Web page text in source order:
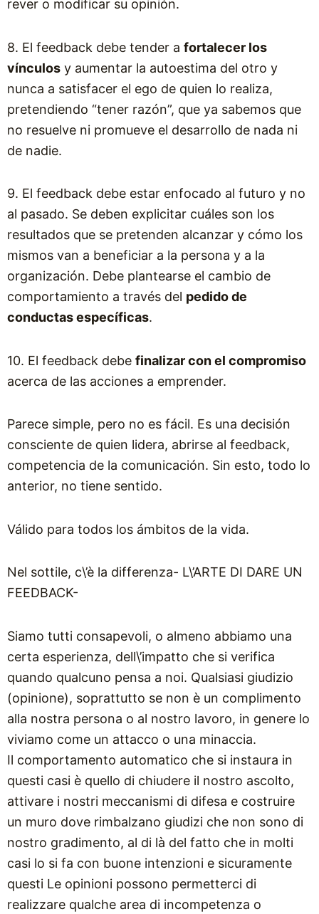
rever o modificar su opinión.
8. El feedback debe tender a fortalecer los
vínculos y aumentar la autoestima del otro y
nunca a satisfacer el ego de quien lo realiza,
pretendiendo “tener razón”, que ya sabemos que
no resuelve ni promueve el desarrollo de nada ni
de nadie.
9. El feedback debe estar enfocado al futuro y no
al pasado. Se deben explicitar cuáles son los
resultados que se pretenden alcanzar y cómo los
mismos van a beneficiar a la persona y a la
organización. Debe plantearse el cambio de
comportamiento a través del pedido de
conductas específicas.
10. El feedback debe finalizar con el compromiso
acerca de las acciones a emprender.
Parece simple, pero no es fácil. Es una decisión
consciente de quien lidera, abrirse al feedback,
competencia de la comunicación. Sin esto, todo lo
anterior, no tiene sentido.
Válido para todos los ámbitos de la vida.
Nel sottile, c\’è la differenza- L\’ARTE DI DARE UN
FEEDBACK-
Siamo tutti consapevoli, o almeno abbiamo una
certa esperienza, dell\’impatto che si verifica
quando qualcuno pensa a noi. Qualsiasi giudizio
(opinione), soprattutto se non è un complimento
alla nostra persona o al nostro lavoro, in genere lo
viviamo come un attacco o una minaccia.
Il comportamento automatico che si instaura in
questi casi è quello di chiudere il nostro ascolto,
attivare i nostri meccanismi di difesa e costruire
un muro dove rimbalzano giudizi che non sono di
nostro gradimento, al di là del fatto che in molti
casi lo si fa con buone intenzioni e sicuramente
questi Le opinioni possono permetterci di
realizzare qualche area di incompetenza o